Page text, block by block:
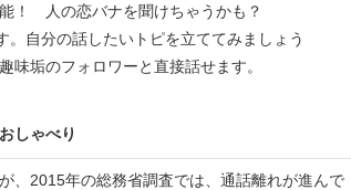
！ 人の恋バナを聞けちゃうかも？
自分の話したいトピを立ててみましょう
垢のフォロワーと直接話せます。
しゃべり
2015年の総務省調査では、通話離れが進んで